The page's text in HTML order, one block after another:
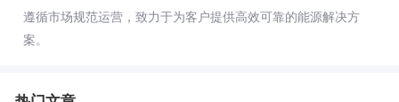
遵循市场规范运营，致力于为客户提供高效可靠的能源解决方
案。